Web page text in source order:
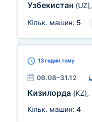
Узбекистан (UZ),
Кільк. машин: 5
13 годин тому
06.08–31.12
Кизилорда (KZ),
Кільк. машин: 4